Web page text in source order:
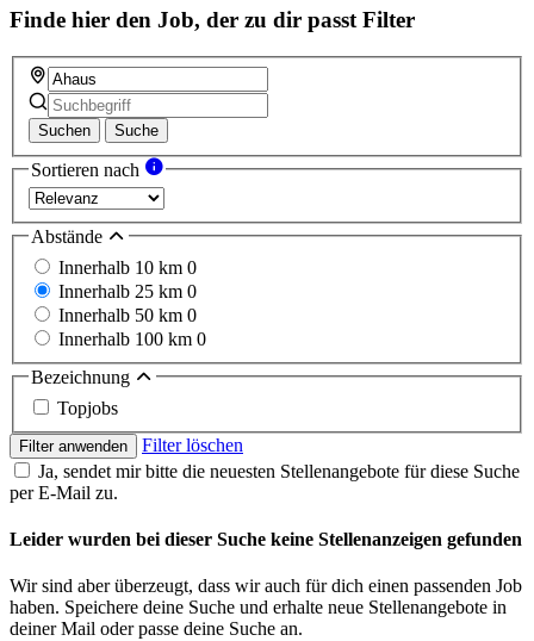
Finde hier den Job, der zu dir passt Filter
Suchen Suche
Sortieren nach
Abstände
Innerhalb 10 km 0
Innerhalb 25 km 0
Innerhalb 50 km 0
Innerhalb 100 km 0
Bezeichnung
Topjobs
Filter anwenden
Filter löschen
Ja, sendet mir bitte die neuesten Stellenangebote für diese Suche
per E-Mail zu.
Leider wurden bei dieser Suche keine Stellenanzeigen gefunden
Wir sind aber überzeugt, dass wir auch für dich einen passenden Job
haben. Speichere deine Suche und erhalte neue Stellenangebote in
deiner Mail oder passe deine Suche an.